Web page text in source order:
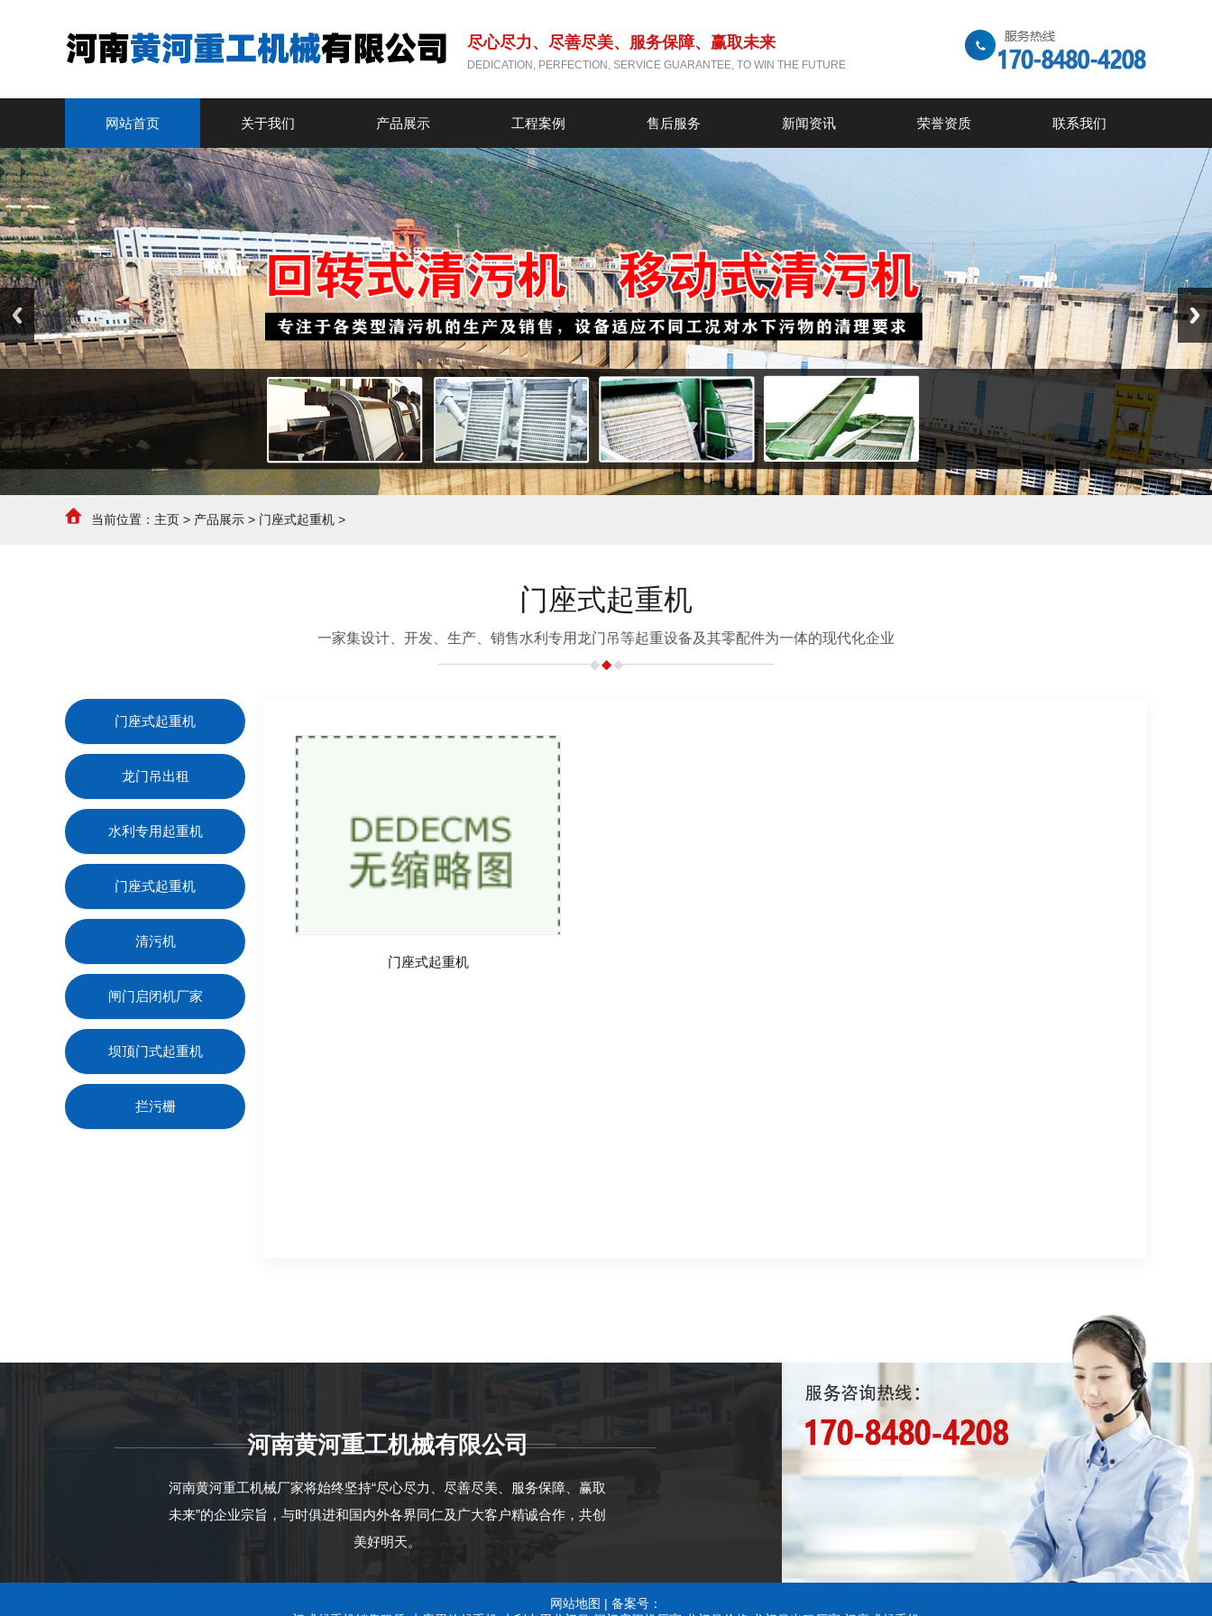
尽心尽力、尽善尽美、服务保障、赢取未来
DEDICATION, PERFECTION, SERVICE GUARANTEE, TO WIN THE FUTURE
网站首页 关于我们 产品展示 工程案例 售后服务 新闻资讯 荣誉资质 联系我们
当前位置： 主页 > 产品展示 > 门座式起重机 >
门座式起重机
一家集设计、开发、生产、销售水利专用龙门吊等起重设备及其零配件为一体的现代化企业
门座式起重机
龙门吊出租
水利专用起重机
门座式起重机
清污机
闸门启闭机厂家
坝顶门式起重机
拦污栅
门座式起重机
河南黄河重工机械有限公司
河南黄河重工机械厂家将始终坚持“尽心尽力、尽善尽美、服务保障、赢取
未来”的企业宗旨，与时俱进和国内外各界同仁及广大客户精诚合作，共创
美好明天。
网站地图 | 备案号：